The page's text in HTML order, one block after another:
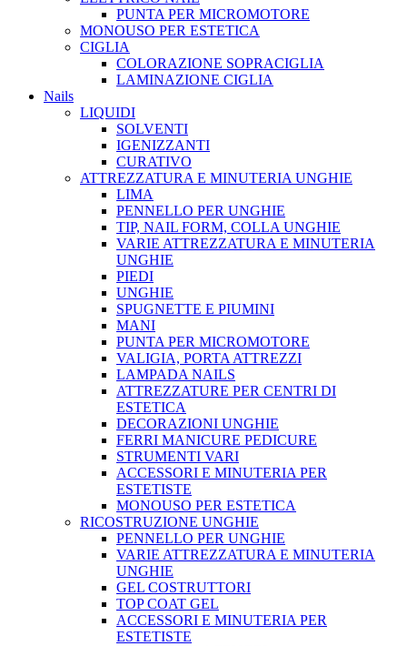
PUNTA PER MICROMOTORE
MONOUSO PER ESTETICA
CIGLIA
COLORAZIONE SOPRACIGLIA
LAMINAZIONE CIGLIA
Nails
LIQUIDI
SOLVENTI
IGENIZZANTI
CURATIVO
ATTREZZATURA E MINUTERIA UNGHIE
LIMA
PENNELLO PER UNGHIE
TIP, NAIL FORM, COLLA UNGHIE
VARIE ATTREZZATURA E MINUTERIA
UNGHIE
PIEDI
UNGHIE
SPUGNETTE E PIUMINI
MANI
PUNTA PER MICROMOTORE
VALIGIA, PORTA ATTREZZI
LAMPADA NAILS
ATTREZZATURE PER CENTRI DI
ESTETICA
DECORAZIONI UNGHIE
FERRI MANICURE PEDICURE
STRUMENTI VARI
ACCESSORI E MINUTERIA PER
ESTETISTE
MONOUSO PER ESTETICA
RICOSTRUZIONE UNGHIE
PENNELLO PER UNGHIE
VARIE ATTREZZATURA E MINUTERIA
UNGHIE
GEL COSTRUTTORI
TOP COAT GEL
ACCESSORI E MINUTERIA PER
ESTETISTE